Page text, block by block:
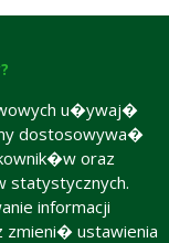
u�ywaj�
dostosowywa�
oraz
statystycznych.
informacji
zmieni� ustawienia